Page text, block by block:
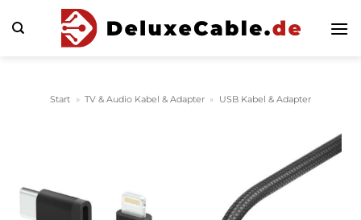
Inhalt
Start » TV & Audio Kabel & Adapter » USB Kabel & Adapter